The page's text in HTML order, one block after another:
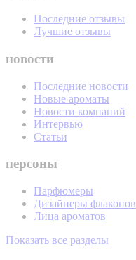
Последние отзывы
Лучшие отзывы
новости
Последние новости
Новые ароматы
Новости компаний
Интервью
Статьи
персоны
Парфюмеры
Дизайнеры флаконов
Лица ароматов
Показать все разделы